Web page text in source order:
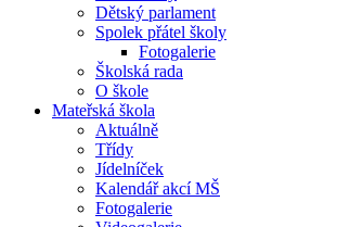
Dětský parlament
Spolek přátel školy
Fotogalerie
Školská rada
O škole
Mateřská škola
Aktuálně
Třídy
Jídelníček
Kalendář akcí MŠ
Fotogalerie